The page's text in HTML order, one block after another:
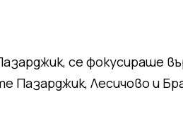
се фокусираше
Пазарджик, Лесичово и